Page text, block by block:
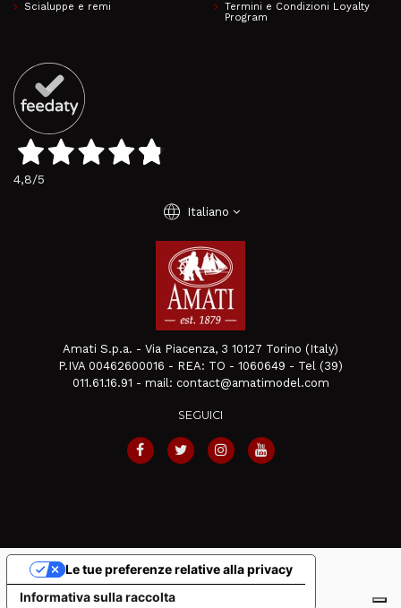
Scialuppe e remi
Termini e Condizioni Loyalty
Program
4,8/5
language Italiano
Amati S.p.a. - Via Piacenza, 3 10127 Torino (Italy)
P.IVA 00462600016 - REA: TO - 1060649 - Tel (39)
011.61.16.91 - mail: contact@amatimodel.com
SEGUICI
Informativa sulla raccolta
Le tue preferenze relative alla privacy